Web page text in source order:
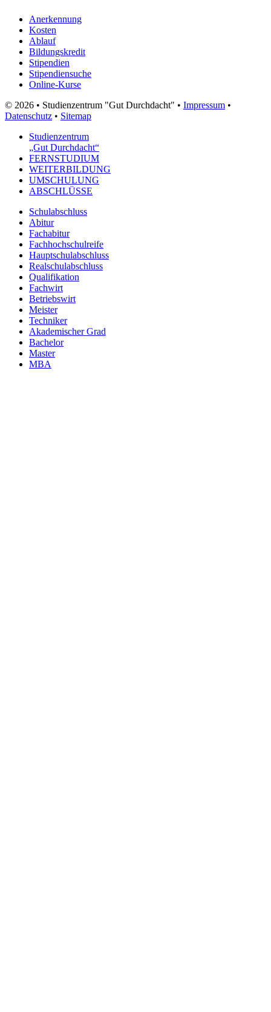
Anerkennung
Kosten
Ablauf
Bildungskredit
Stipendien
Stipendiensuche
Online-Kurse
© 2026 • Studienzentrum "Gut Durchdacht" • Impressum •
Datenschutz • Sitemap
Studienzentrum
„Gut Durchdacht“
FERNSTUDIUM
WEITERBILDUNG
UMSCHULUNG
ABSCHLÜSSE
Schulabschluss
Abitur
Fachabitur
Fachhochschulreife
Hauptschulabschluss
Realschulabschluss
Qualifikation
Fachwirt
Betriebswirt
Meister
Techniker
Akademischer Grad
Bachelor
Master
MBA